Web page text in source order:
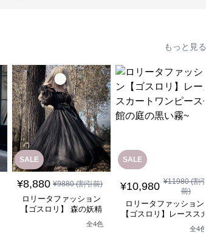
もっと見る
SALE
¥8,880 ¥9880(割引前)
ロリータファッション
【ゴスロリ】 森の妖精
風ゴシックロリータワン
全4色
SALE
¥10,980 ¥11980(割引
前)
ロリータファッション
【ゴスロリ】レーススカ
ートワンピース~館の庭
全4色